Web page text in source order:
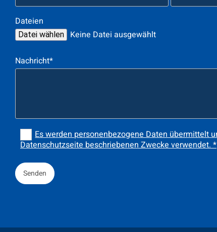
Dateien
Datei wählen Keine Datei ausgewählt
Nachricht*
Es werden personenbezogene Daten übermittelt
Datenschutzseite beschriebenen Zwecke verwendet. *